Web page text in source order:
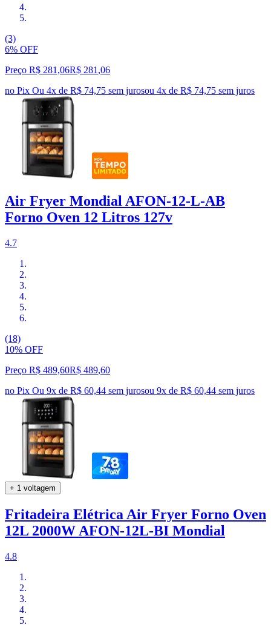
(3)
6% OFF
Preço R$ 281,06R$ 281 ,06
no Pix Ou 4x de R$ 74,75 sem jurosou 4x de R$ 74,75 sem juros
Air Fryer Mondial AFON-12-L-AB
Forno Oven 12 Litros 127v
4.7
(18)
10% OFF
Preço R$ 489,60R$ 489,60
no Pix Ou 9x de R$ 60,44 sem jurosou 9x de R$ 60,44 sem juros
+ 1 voltagem
Fritadeira Elétrica Air Fryer Forno Oven
12L 2000W AFON-12L-BI Mondial
4.8